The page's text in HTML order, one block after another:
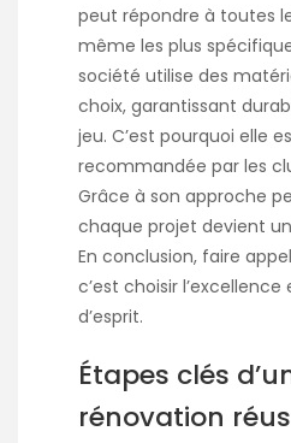
peut répondre à toutes
même les plus
société utilise des
choix, garantissant
jeu. C’est pourquoi elle
recommandée par les
Grâce à son approche
chaque projet devient
En conclusion, faire
c’est choisir
d’esprit.
Étapes clés
rénovation